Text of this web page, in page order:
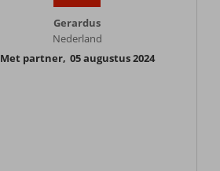
Gerardus
Nederland
Met partner, 05 augustus 2024